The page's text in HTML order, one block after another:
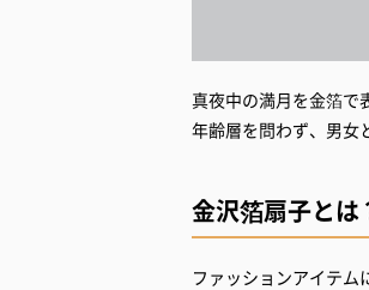
真夜中の満月を金箔で
年齢層を問わず、男女
金沢箔扇子とは
ファッションアイテ